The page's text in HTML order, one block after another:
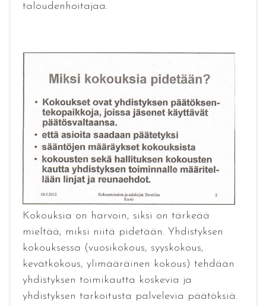
taloudenhoitajaa.
Kokouksia on harvoin, siksi on tärkeää
mieltää, miksi niitä pidetään. Yhdistyksen
kokouksessa (vuosikokous, syyskokous,
kevätkokous, ylimääräinen kokous) tehdään
yhdistyksen toimikautta koskevia ja
yhdistyksen tarkoitusta palvelevia päätöksiä.